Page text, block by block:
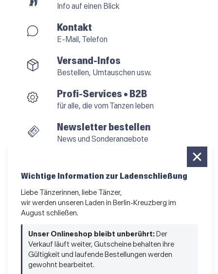
Info auf einen Blick
Kontakt
E-Mail, Telefon
Versand-Infos
Bestellen, Umtauschen usw.
Profi-Services • B2B
für alle, die vom Tanzen leben
Newsletter bestellen
News und Sonderangebote
AGB Impressum • Datenschutz
Wichtige Information zur Ladenschließung
Liebe Tänzerinnen, liebe Tänzer,
wir werden unseren Laden in Berlin-Kreuzberg im
August schließen.
Unser Onlineshop bleibt unberührt: Der
Verkauf läuft weiter, Gutscheine behalten ihre
Gültigkeit und laufende Bestellungen werden
gewohnt bearbeitet.